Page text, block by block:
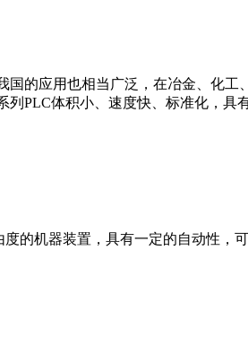
的应用也相当广泛，在冶金、化
列PLC体积小、速度快、标准化，
的机器装置，具有一定的自动性